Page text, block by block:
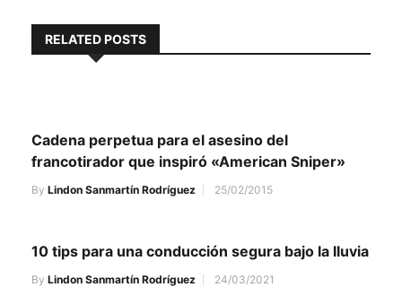
RELATED POSTS
Cadena perpetua para el asesino del
francotirador que inspiró «American Sniper»
By Lindon Sanmartín Rodríguez 25/02/2015
10 tips para una conducción segura bajo la lluvia
By Lindon Sanmartín Rodríguez 24/03/2021